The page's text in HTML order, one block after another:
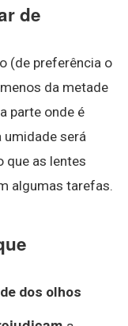
de
(de preferência o
da metade
parte onde é
umidade será
que as lentes
algumas tarefas.
dos olhos